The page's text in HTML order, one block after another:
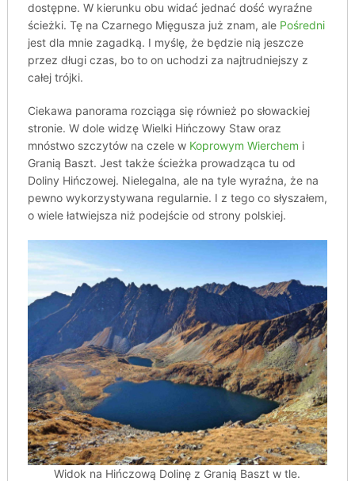
dostępne. W kierunku obu widać jednać dość wyraźne
ścieżki. Tę na Czarnego Mięgusza już znam, ale Pośredni
jest dla mnie zagadką. I myślę, że będzie nią jeszcze
przez długi czas, bo to on uchodzi za najtrudniejszy z
całej trójki.
Ciekawa panorama rozciąga się również po słowackiej
stronie. W dole widzę Wielki Hińczowy Staw oraz
mnóstwo szczytów na czele w Koprowym Wierchem i
Granią Baszt. Jest także ścieżka prowadząca tu od
Doliny Hińczowej. Nielegalna, ale na tyle wyraźna, że na
pewno wykorzystywana regularnie. I z tego co słyszałem,
o wiele łatwiejsza niż podejście od strony polskiej.
Widok na Hińczową Dolinę z Granią Baszt w tle.